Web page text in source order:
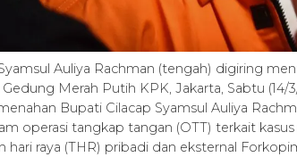
Auliya Rachman (tengah) digiring
Merah Putih KPK, Jakarta, Sabtu
Bupati Cilacap Syamsul Auliya
operasi tangkap tangan (OTT) terkait
hari raya (THR) pribadi dan eksternal